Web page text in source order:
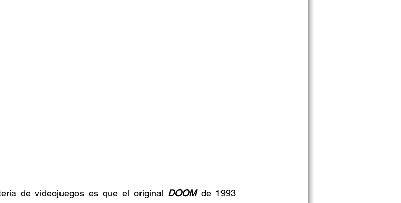
de videojuegos es que el original DOOM de 1993